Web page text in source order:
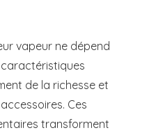
vapeur ne dépend
de la richesse et
Ces
transforment